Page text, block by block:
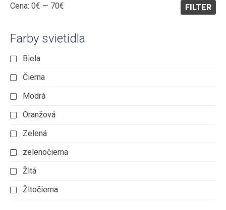
Minimálna
Maximálna
FILTER
Cena: 0€ — 70€
Farby svietidla
Biela
Čierna
Modrá
Oranžová
Zelená
zelenočierna
Žltá
Žltočierna